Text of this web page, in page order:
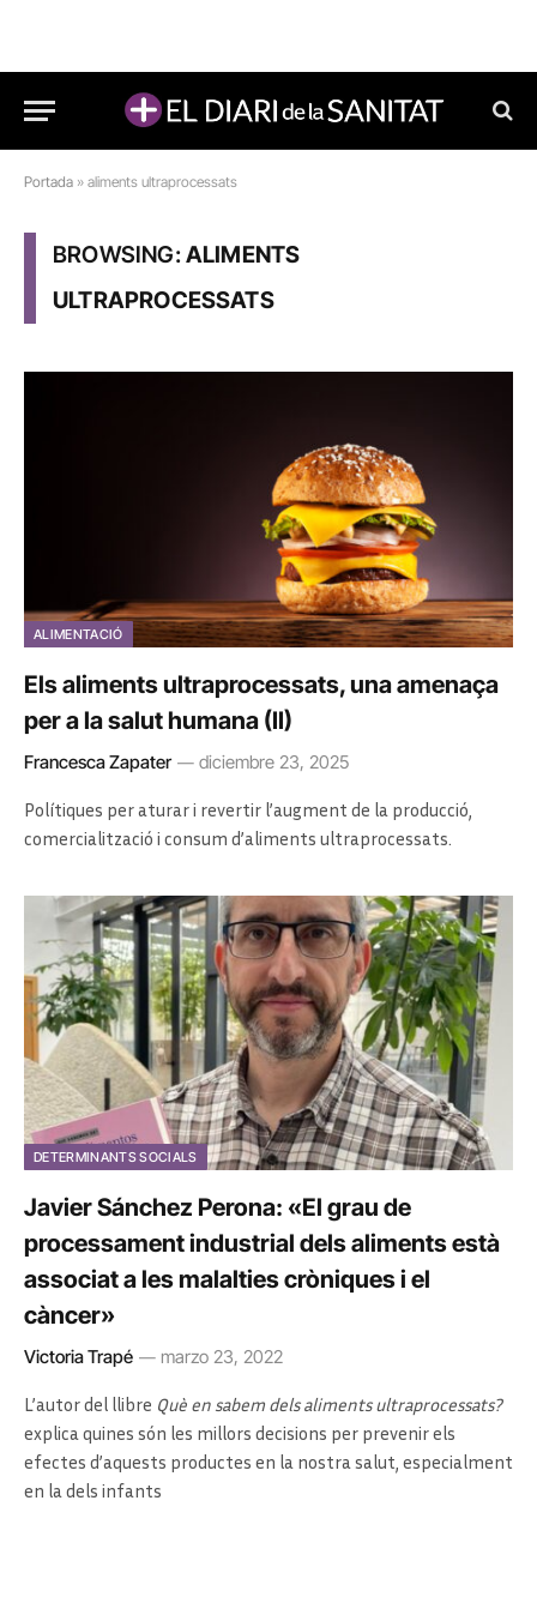
Portada » aliments ultraprocessats
BROWSING:ALIMENTS
ULTRAPROCESSATS
ALIMENTACIÓ
Els aliments ultraprocessats, una amenaça
per a la salut humana (II)
Francesca Zapater diciembre 23, 2025
Polítiques per aturar i revertir l’augment de la producció,
comercialització i consum d’aliments ultraprocessats.
DETERMINANTS SOCIALS
Javier Sánchez Perona: «El grau de
processament industrial dels aliments està
associat a les malalties cròniques i el
càncer»
Victoria Trapé marzo 23, 2022
L’autor del llibre Què en sabem dels aliments ultraprocessats?
explica quines són les millors decisions per prevenir els
efectes d’aquests productes en la nostra salut, especialment
en la dels infants